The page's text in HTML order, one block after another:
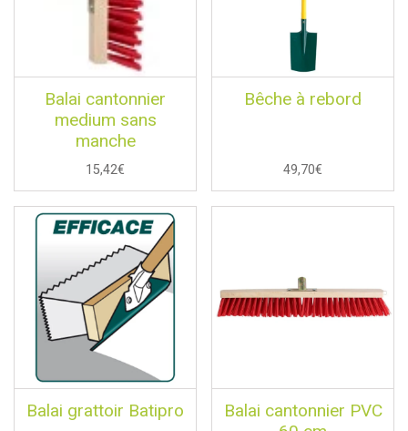
Balai cantonnier
medium sans
manche
15,42€
Bêche à rebord
49,70€
Balai grattoir Batipro
Balai cantonnier PVC